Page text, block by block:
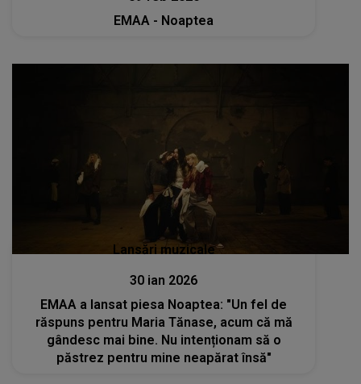
EMAA - Noaptea
Lansări muzicale
30 ian 2026
EMAA a lansat piesa Noaptea: "Un fel de
răspuns pentru Maria Tănase, acum că mă
gândesc mai bine. Nu intenționam să o
păstrez pentru mine neapărat însă"